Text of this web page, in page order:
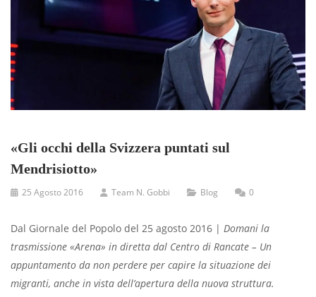
«Gli occhi della Svizzera puntati sul
Mendrisiotto»
25 Agosto 2016 Team N. Gobbi Blog 0
Dal Giornale del Popolo del 25 agosto 2016 | Domani la
trasmissione «Arena» in diretta dal Centro di Rancate – Un
appuntamento da non perdere per capire la situazione dei
migranti, anche in vista dell’apertura della nuova struttura.